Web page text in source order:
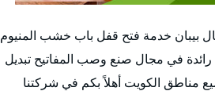
بيبان خدمة فتح قفل باب خشب المنيوم
في مجال صنع وصب المفاتيح تبديل
الجديدة والمستعملة ونعمل 24 ساعة بجميع مناطق الكويت أهلاً بكم في شركتنا